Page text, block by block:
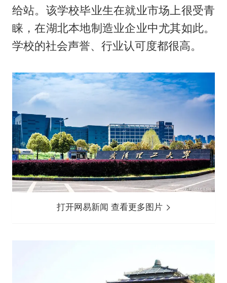
给站。该学校毕业生在就业市场上很受青
睐，在湖北本地制造业企业中尤其如此。
学校的社会声誉、行业认可度都很高。
打开网易新闻 查看更多图片